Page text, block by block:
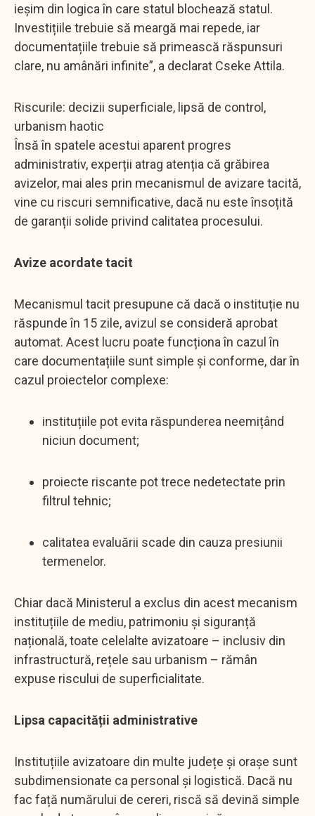
ieșim din logica în care statul blochează statul.
Investițiile trebuie să meargă mai repede, iar
documentațiile trebuie să primească răspunsuri
clare, nu amânări infinite”, a declarat Cseke Attila.
Riscurile: decizii superficiale, lipsă de control,
urbanism haotic
Însă în spatele acestui aparent progres
administrativ, experții atrag atenția că grăbirea
avizelor, mai ales prin mecanismul de avizare tacită,
vine cu riscuri semnificative, dacă nu este însoțită
de garanții solide privind calitatea procesului.
Avize acordate tacit
Mecanismul tacit presupune că dacă o instituție nu
răspunde în 15 zile, avizul se consideră aprobat
automat. Acest lucru poate funcționa în cazul în
care documentațiile sunt simple și conforme, dar în
cazul proiectelor complexe:
instituțiile pot evita răspunderea neemițând
niciun document;
proiecte riscante pot trece nedetectate prin
filtrul tehnic;
calitatea evaluării scade din cauza presiunii
termenelor.
Chiar dacă Ministerul a exclus din acest mecanism
instituțiile de mediu, patrimoniu și siguranță
națională, toate celelalte avizatoare – inclusiv din
infrastructură, rețele sau urbanism – rămân
expuse riscului de superficialitate.
Lipsa capacității administrative
Instituțiile avizatoare din multe județe și orașe sunt
subdimensionate ca personal și logistică. Dacă nu
fac față numărului de cereri, riscă să devină simple